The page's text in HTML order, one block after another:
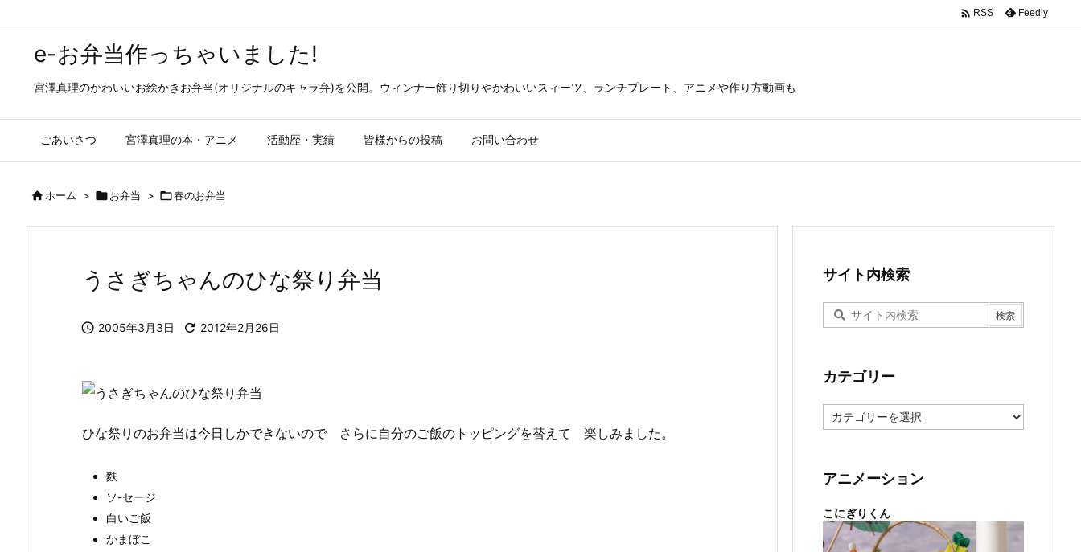
e-お弁当作っちゃいました!
宮澤真理のかわいいお絵かきお弁当(オリジナルのキャラ弁)を公開。ウィンナー飾り切りやかわいいスィーツ、ランチプレート、アニメや作り方動画も
ごあいさつ 宮澤真理の本・アニメ 活動歴・実績 皆様からの投稿 お問い合わせ
 RSS Feedly
ホーム > お弁当 > 春のお弁当
うさぎちゃんのひな祭り弁当
 2005年3月3日  2012年2月26日
ひな祭りのお弁当は今日しかできないので さらに自分のご飯のトッピングを替えて 楽しみました。
麩
ソ-セージ
白いご飯
かまぼこ
サイト内検索
カテゴリー
テ
ー
アニメーション
こにぎりくん